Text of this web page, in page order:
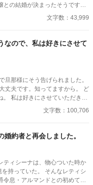
との結婚が決まったそうです。
ノア・ブルーミングは悲しい
した。だって、そんな事にな
理かな、と諦めていたら、なん
の方は冷酷、無口で有名な
捨てられてしまう、そう思っ
ゆっくり過ごそうと思った
てしまう。 え！？ そんな事っ
元婚約者とその彼女が田舎に
？ おっとりマイペースなヒロイ
とのラブコメです。ざまぁは
文字数：43,999
なので、私は好きにさせて
。 私は好きにさせていただきま
接近してくるのですが。 どうぞ、お構いなく。
文字数：100,706
婚約者と再会しました。
ティシーナは、物心ついた時か
。 そんなレティシ
令息・アルマンドとの初めての